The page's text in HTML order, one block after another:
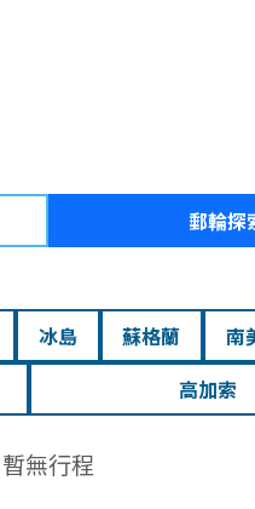
郵輪探
冰島 蘇格蘭 南
高加索
暫無行程